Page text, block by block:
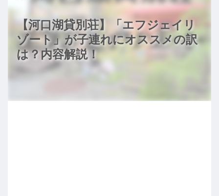
【河口湖貸別荘】「エフジェイリ
ゾート」が子連れにオススメの訳
は？内容解説！